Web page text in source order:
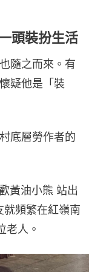
頭裝扮生活
隨之而來。有
疑他是「裝
底層勞作者的
黃油小熊 站出
頻繁在紅嶺南
老人。